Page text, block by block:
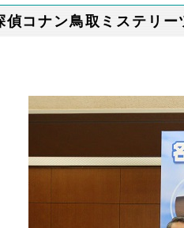
偵コナン鳥取ミステリー